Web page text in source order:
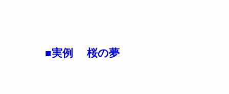
■実例 桜の夢